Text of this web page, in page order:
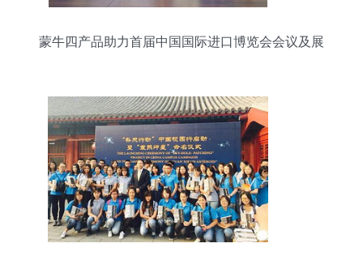
蒙牛四产品助力首届中国国际进口博览会会议及展